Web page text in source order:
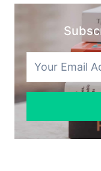
알
아
야
할
모
든
것
았
다
–
드
마